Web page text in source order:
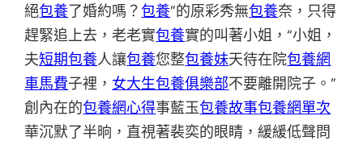
絕包養了婚約嗎？包養”的原彩秀無包養奈，只得
趕緊追上去，老老實包養實的叫著小姐，“小姐，
夫短期包養人讓包養您整包養妹天待在院包養網
車馬費子裡， 女大生包養俱樂部不要離開院子。”
創內在的包養網心得事藍玉包養故事包養網單次
華沉默了半晌，直視著裴奕的眼睛，緩緩低聲問